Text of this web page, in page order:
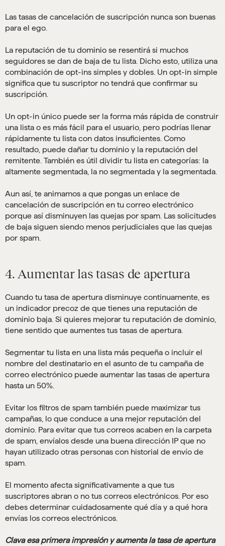
Las tasas de cancelación de suscripción nunca son buenas
para el ego.
La reputación de tu dominio se resentirá si muchos
seguidores se dan de baja de tu lista. Dicho esto, utiliza una
combinación de opt-ins simples y dobles. Un opt-in simple
significa que tu suscriptor no tendrá que confirmar su
suscripción.
Un opt-in único puede ser la forma más rápida de construir
una lista o es más fácil para el usuario, pero podrías llenar
rápidamente tu lista con datos insuficientes. Como
resultado, puede dañar tu dominio y la reputación del
remitente. También es útil dividir tu lista en categorías: la
altamente segmentada, la no segmentada y la segmentada.
Aun así, te animamos a que pongas un enlace de
cancelación de suscripción en tu correo electrónico
porque así disminuyen las quejas por spam. Las solicitudes
de baja siguen siendo menos perjudiciales que las quejas
por spam.
4. Aumentar las tasas de apertura
Cuando tu tasa de apertura disminuye continuamente, es
un indicador precoz de que tienes una reputación de
dominio baja. Si quieres mejorar tu reputación de dominio,
tiene sentido que aumentes tus tasas de apertura.
Segmentar tu lista en una lista más pequeña o incluir el
nombre del destinatario en el asunto de tu campaña de
correo electrónico puede aumentar las tasas de apertura
hasta un 50%.
Evitar los filtros de spam también puede maximizar tus
campañas, lo que conduce a una mejor reputación del
dominio. Para evitar que tus correos acaben en la carpeta
de spam, envíalos desde una buena dirección IP que no
hayan utilizado otras personas con historial de envío de
spam.
El momento afecta significativamente a que tus
suscriptores abran o no tus correos electrónicos. Por eso
debes determinar cuidadosamente qué día y a qué hora
envías los correos electrónicos.
Clava esa primera impresión y aumenta la tasa de apertura